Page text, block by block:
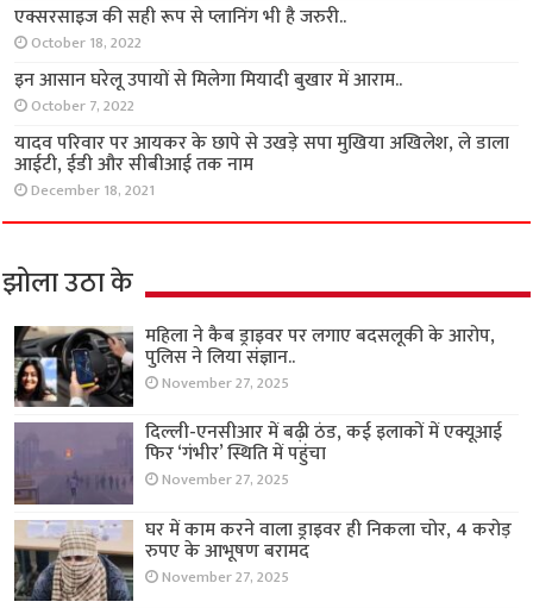
एक्सरसाइज की सही रूप से प्लानिंग भी है जरुरी..
October 18, 2022
इन आसान घरेलू उपायों से मिलेगा मियादी बुखार में आराम..
October 7, 2022
यादव परिवार पर आयकर के छापे से उखड़े सपा मुखिया अखिलेश, ले डाला
आईटी, ईडी और सीबीआई तक नाम
December 18, 2021
झोला उठा के
महिला ने कैब ड्राइवर पर लगाए बदसलूकी के आरोप,
पुलिस ने लिया संज्ञान..
November 27, 2025
दिल्ली-एनसीआर में बढ़ी ठंड, कई इलाकों में एक्यूआई
फिर ‘गंभीर’ स्थिति में पहुंचा
November 27, 2025
घर में काम करने वाला ड्राइवर ही निकला चोर, 4 करोड़
रुपए के आभूषण बरामद
November 27, 2025